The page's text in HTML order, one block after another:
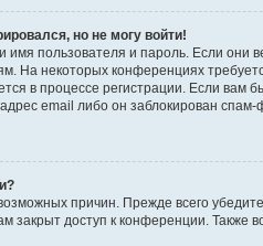
но не могу войти!
имя пользователя и пароль. Если они
На некоторых конференциях
в процессе регистрации. Если вам
email либо он заблокирован
причин. Прежде всего
закрыт доступ к конференции. Также